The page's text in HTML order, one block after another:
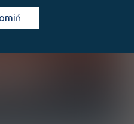
produktu, którego nie
go do naszej bazy